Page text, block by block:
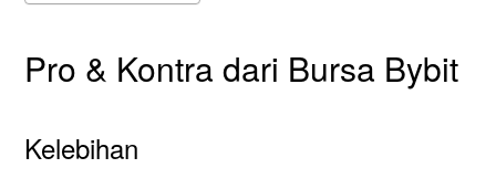
Pro & Kontra dari Bursa Bybit
Kelebihan